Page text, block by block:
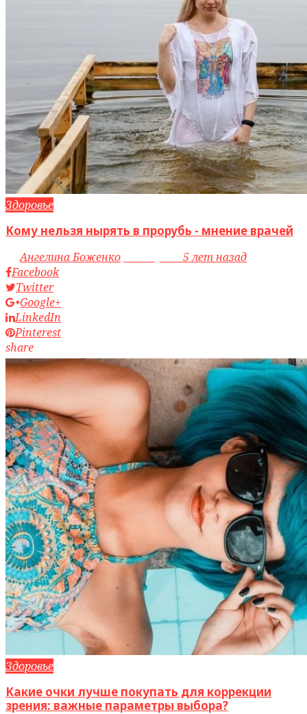
Здоровье
Кому нельзя нырять в прорубь - мнение врачей
byАнгелина Боженко
5 лет назад
Facebook
Twitter
Google+
LinkedIn
Pinterest
share
Здоровье
Какие очки лучше покупать для коррекции
зрения: важные параметры выбора?